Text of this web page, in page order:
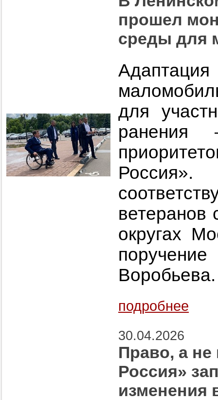
прошел
среды для
для
ветеранов
округах
Воробьева.
подробнее
30.04.2026
Право, а
Россия»
изменения